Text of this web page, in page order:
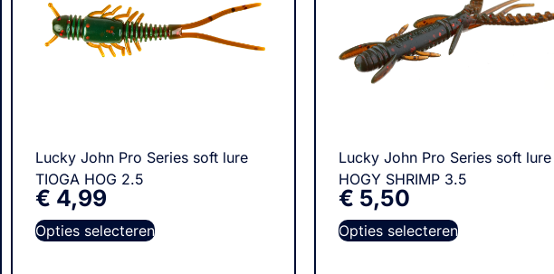
Lucky John Pro Series soft lure
TIOGA HOG 2.5
€ 4,99
Opties selecteren
Lucky John Pro Series soft lure
HOGY SHRIMP 3.5
€ 5,50
Opties selecteren